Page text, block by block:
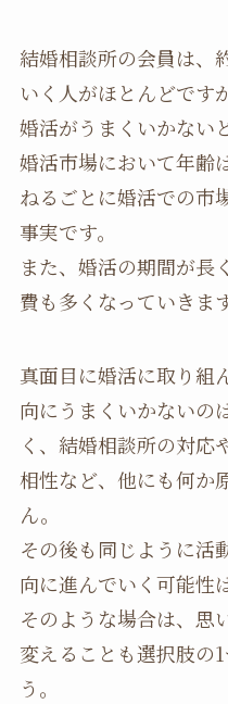
結婚相談所の会員は、
いく人がほとんどです
婚活がうまくいかない
婚活市場において年齢
ねるごとに婚活での市
事実です。
また、婚活の期間が長
費も多くなっていきます
真面目に婚活に取り組
向にうまくいかないの
く、結婚相談所の対応
相性など、他にも何か
ん。
その後も同じように活
向に進んでいく可能性
そのような場合は、思
変えることも選択肢の
う。